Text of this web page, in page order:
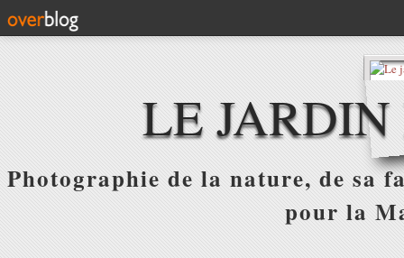
LE
Photographie de la nature, de sa
pour la